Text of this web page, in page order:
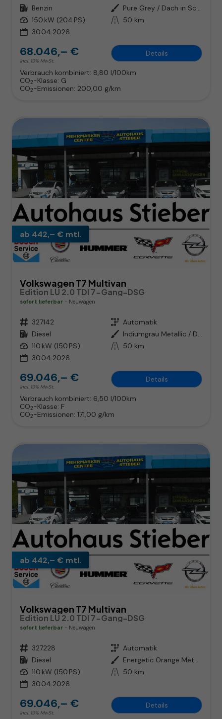
Kraftstoff Benzin Außenfarbe
Pure Grey / Dach in Schwarz
Leistung 150 kW (204 PS) Kilometerstand 50 km
30.04.2026
68.046,– €
incl. 19% MwSt.
Details
Verbrauch kombiniert: 8,80 l/100km
CO2-Klasse: G
CO2-Emissionen: 200,00 g/km
ab 442,– € mtl.
Volkswagen T7 Multivan
Edition LÜ 2.0 TDI 7-Gang-DSG
sofort lieferbar Neuwagen
Fahrzeugnr. 327142 Getriebe Automatik
Kraftstoff Diesel Außenfarbe
Indiumgrau Metallic / Dach in Schwarz
Leistung 110 kW (150 PS) Kilometerstand 50 km
30.04.2026
69.046,– €
incl. 19% MwSt.
Details
Verbrauch kombiniert: 6,50 l/100km
CO2-Klasse: F
CO2-Emissionen: 171,00 g/km
ab 442,– € mtl.
Volkswagen T7 Multivan
Edition LÜ 2.0 TDI 7-Gang-DSG
sofort lieferbar Neuwagen
Fahrzeugnr. 327228 Getriebe Automatik
Kraftstoff Diesel Außenfarbe
Energetic Orange Metallic / Dach in Schwarz
Leistung 110 kW (150 PS) Kilometerstand 50 km
30.04.2026
69.046,– €
incl. 19% MwSt.
Details